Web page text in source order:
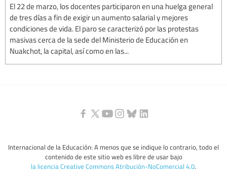
El 22 de marzo, los docentes participaron en una huelga general
de tres días a fin de exigir un aumento salarial y mejores
condiciones de vida. El paro se caracterizó por las protestas
masivas cerca de la sede del Ministerio de Educación en
Nuakchot, la capital, así como en las...
Internacional de la Educación: A menos que se indique lo contrario, todo el
contenido de este sitio web es libre de usar bajo
la licencia Creative Commons Atribución-NoComercial 4.0.